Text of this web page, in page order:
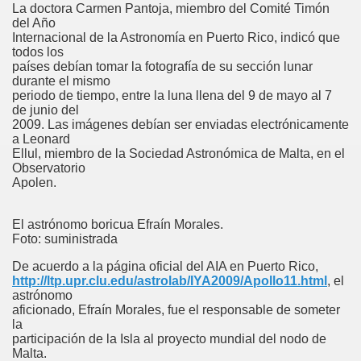
La doctora Carmen Pantoja, miembro del Comité Timón
del Año
Internacional de la Astronomía en Puerto Rico, indicó que
todos los
países debían tomar la fotografía de su sección lunar
durante el mismo
periodo de tiempo, entre la luna llena del 9 de mayo al 7
de junio del
2009. Las imágenes debían ser enviadas electrónicamente
a Leonard
Ellul, miembro de la Sociedad Astronómica de Malta, en el
Observatorio
Apolen.
El astrónomo boricua Efraín Morales.
Foto: suministrada
De acuerdo a la página oficial del AIA en Puerto Rico,
http://ltp.upr.clu.edu/astrolab/IYA2009/Apollo11.html , el
astrónomo
aficionado, Efraín Morales, fue el responsable de someter
la
participación de la Isla al proyecto mundial del nodo de
Malta.